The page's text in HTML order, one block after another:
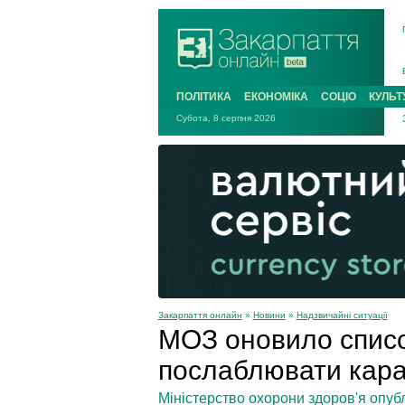
ПОЛІТИКА ЕКОНОМІКА СОЦІО
Субота, 8 серпня 2026
Закарпаття онлайн » Новини » Надзвичайні ситуації
МОЗ оновило
послаблювати
Міністерство охорони здоров'я